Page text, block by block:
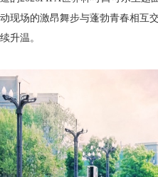
动现场的激昂舞步与蓬勃青春相互
续升温。